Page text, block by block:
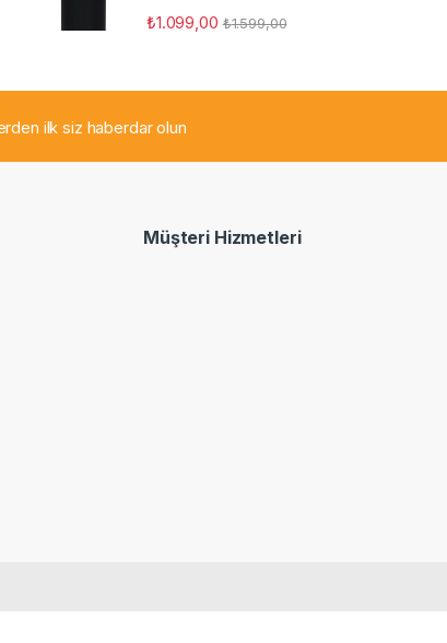
₺1.099,00 ₺1.599,00
ilk siz haberdar olun
Müşteri Hizmetleri